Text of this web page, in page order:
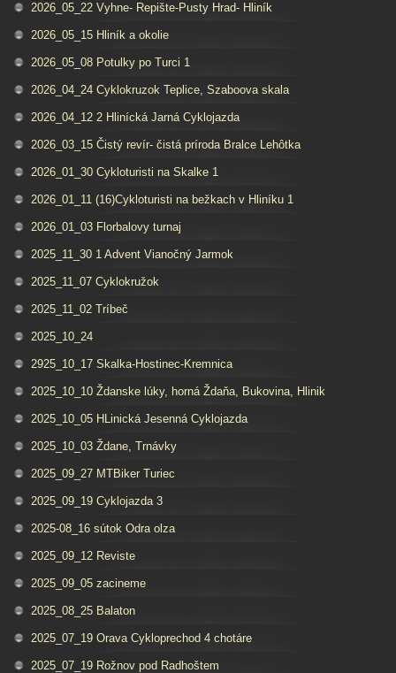
2026_05_22 Vyhne- Repište-Pusty Hrad- Hliník
2026_05_15 Hliník a okolie
2026_05_08 Potulky po Turci 1
2026_04_24 Cyklokruzok Teplice, Szaboova skala
2026_04_12 2 Hlinícká Jarná Cyklojazda
2026_03_15 Čistý revír- čistá príroda Bralce Lehôtka
2026_01_30 Cykloturisti na Skalke 1
2026_01_11 (16)Cykloturisti na bežkach v Hliníku 1
2026_01_03 Florbalovy turnaj
2025_11_30 1 Advent Vianočný Jarmok
2025_11_07 Cyklokružok
2025_11_02 Tríbeč
2025_10_24
2925_10_17 Skalka-Hostinec-Kremnica
2025_10_10 Ždanske lúky, horná Ždaňa, Bukovina, Hlinik
2025_10_05 HLinická Jesenná Cyklojazda
2025_10_03 Ždane, Trnávky
2025_09_27 MTBiker Turiec
2025_09_19 Cyklojazda 3
2025-08_16 sútok Odra olza
2025_09_12 Reviste
2025_09_05 zacineme
2025_08_25 Balaton
2025_07_19 Orava Cykloprechod 4 chotáre
2025_07_19 Rožnov pod Radhoštem